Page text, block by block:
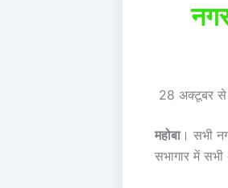
28 अक्टूबर से
महोबा। सभी
सभागार में